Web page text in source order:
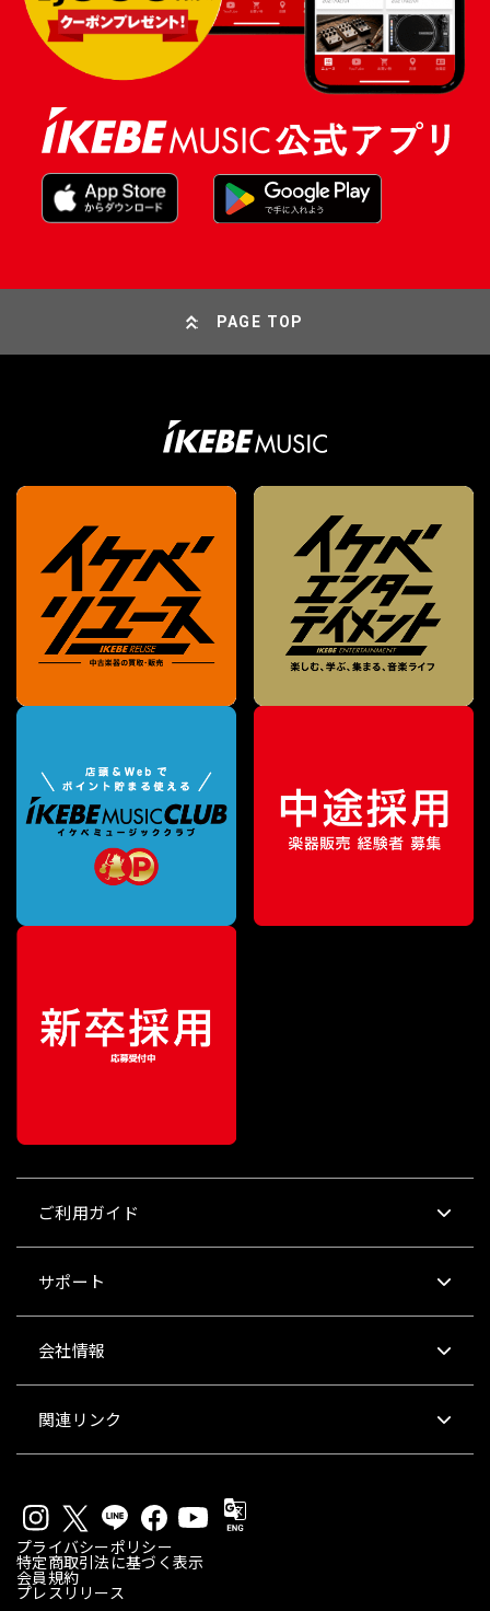
PAGE TOP
ご利用ガイド
サポート
会社情報
関連リンク
プライバシーポリシー
特定商取引法に基づく表示
会員規約
プレスリリース